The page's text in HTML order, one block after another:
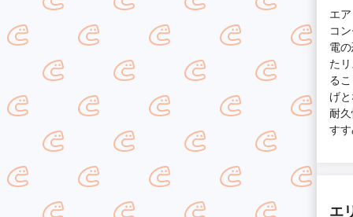
エ
コ
電
た
る
げ
耐
す
エ